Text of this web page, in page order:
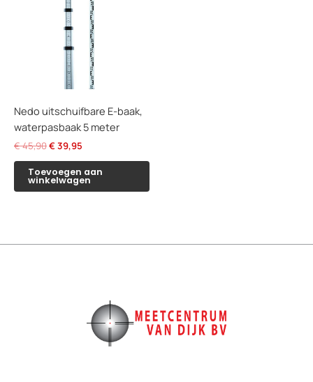
Nedo uitschuifbare E-baak,
waterpasbaak 5 meter
€45,90Oorspronkelijke
was:
€ 45,90.
€ 39,95
is:
€ 39,95.
Toevoegen aan
winkelwagen